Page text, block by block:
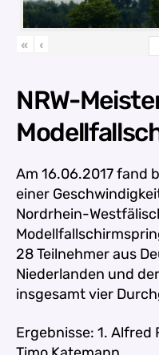
« ‹
NRW-
Am 16.06.2017 fand
einer
Nordrhein-
28 Teilnehmer aus
Niederlanden und
insgesamt vier
Ergebnisse: 1. Alfred